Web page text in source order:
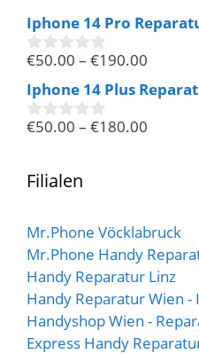
o
n
5
Iphone 14 Pro
0
o
n
5
€50.00 – €190.00
Iphone 14 Plus
0
n
5
€50.00 – €180.00
Filialen
Mr.Phone Vöcklabruck
Mr.Phone Handy
Handy Reparatur Linz
Handy Reparatur Wien -
Handyshop Wien -
Express Handy